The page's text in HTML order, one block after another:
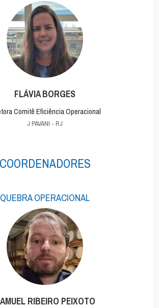
FLÁVIA BORGES
Comitê Eficiência Operacional
J PAVANI - RJ
COORDENADORES
QUEBRA OPERACIONAL
RIBEIRO PEIXOTO